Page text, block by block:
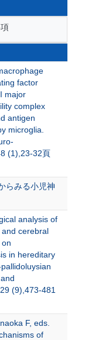
factor
major
complex
antigen
microglia.
(1),23-32頁
らみる小児神
analysis of
cerebral
in hereditary
(9),473-481
F, eds.
of